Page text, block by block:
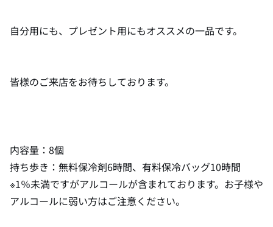
自分用にも、プレゼント用にもオススメの一品です。
皆様のご来店をお待ちしております。
内容量：8個
持ち歩き：無料保冷剤6時間、有料保冷バッグ10時間
※1％未満ですがアルコールが含まれております。お子様や
アルコールに弱い方はご注意ください。